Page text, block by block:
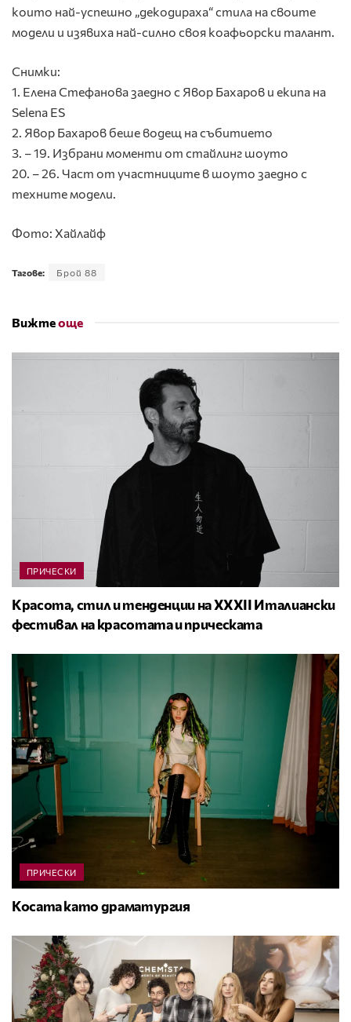
които най-успешно „декодираха“ стила на своите
модели и изявиха най-силно своя коафьорски талант.
Снимки:
1. Елена Стефанова заедно с Явор Бахаров и екипа на
Selena ES
2. Явор Бахаров беше водещ на събитието
3. – 19. Избрани моменти от стайлинг шоуто
20. – 26. Част от участниците в шоуто заедно с
техните модели.
Фото: Хайлайф
Тагове: Брой 88
Вижтеоще
ПРИЧЕСКИ
Красота, стил и тенденции на XXXII Италиански
фестивал на красотата и прическата
ПРИЧЕСКИ
Косата като драматургия